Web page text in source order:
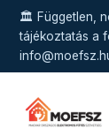
🏛️ Független,
tájékoztatás a